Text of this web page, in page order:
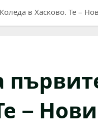
в Хасково. Те –
–